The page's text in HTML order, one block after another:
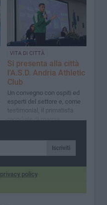
VITA DI CITTÀ
Si presenta alla città
l’A.S.D. Andria Athletic
Club
Un convegno con ospiti ed
esperti del settore e, come
testimonial, il primatista
mondiale di marcia
Iscriviti
privacy policy